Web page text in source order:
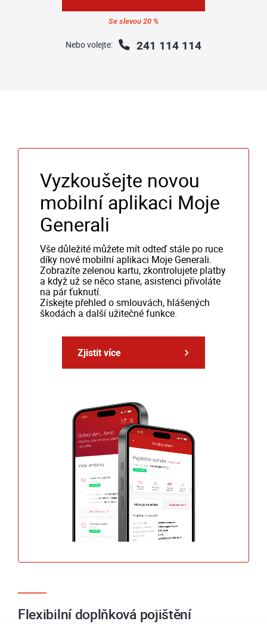
Se slevou 20 %
Nebo volejte: 241 114 114
Vyzkoušejte novou
mobilní aplikaci Moje
Generali
Vše důležité můžete mít odteď stále po ruce
díky nové mobilní aplikaci Moje Generali.
Zobrazíte zelenou kartu, zkontrolujete platby
a když už se něco stane, asistenci přivoláte
na pár ťuknutí.
Získejte přehled o smlouvách, hlášených
škodách a další užitečné funkce.
Zjistit více
Flexibilní doplňková pojištění